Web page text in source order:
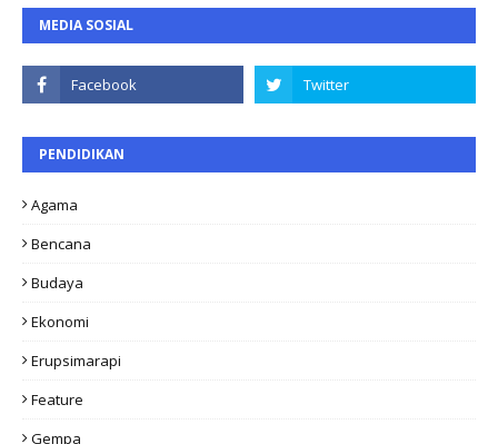
MEDIA SOSIAL
PENDIDIKAN
Agama
Bencana
Budaya
Ekonomi
Erupsimarapi
Feature
Gempa